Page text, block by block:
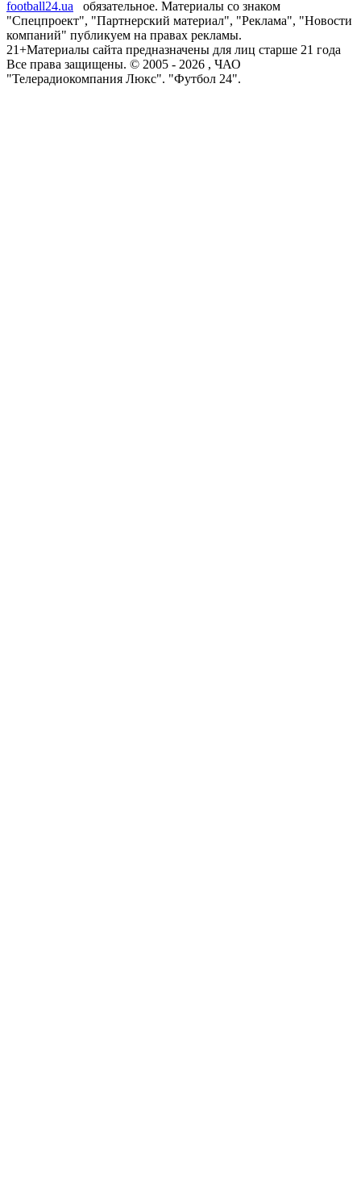
football24.ua
обязательное. Материалы со знаком
"Спецпроект", "Партнерский материал", "Реклама", "Новости
компаний" публикуем на правах рекламы.
21+Материалы сайта предназначены для лиц старше 21 года
Все права защищены. © 2005 - 2026 , ЧАО
"Телерадиокомпания Люкс". "Футбол 24".